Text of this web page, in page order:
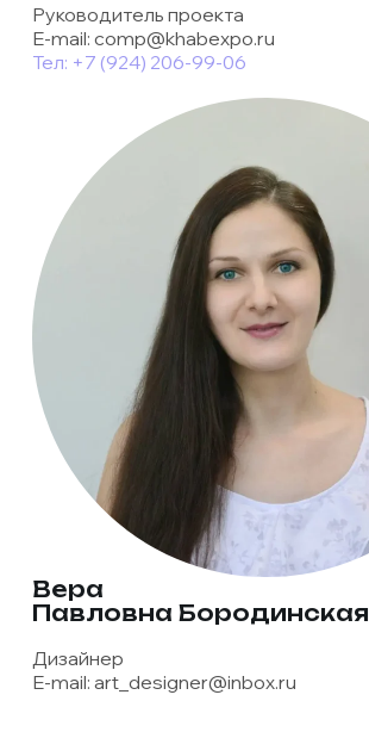
Руководитель проекта
E-mail: comp@khabexpo.ru
Тел: +7 (924) 206-99-06
Вера
Павловна Бородинская
Дизайнер
E-mail:art_designer@inbox.ru